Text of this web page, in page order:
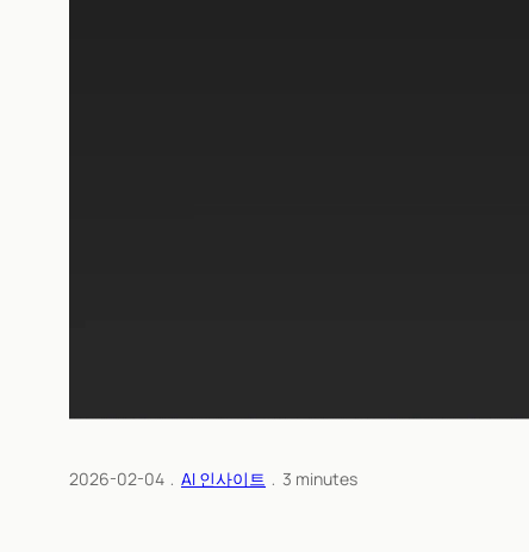
2026-02-04 ﹒ AI 인사이트 ﹒ 3 minutes